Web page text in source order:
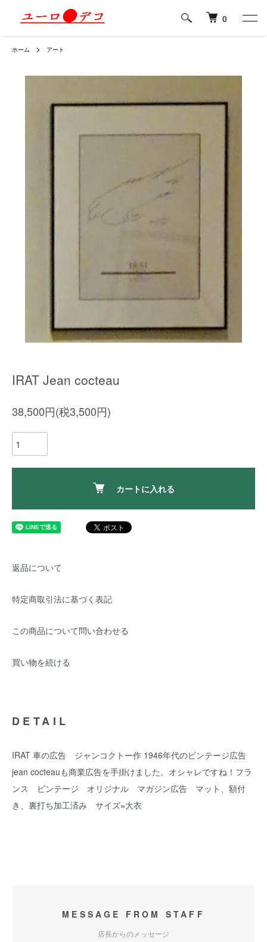
0
ホーム アート
IRAT Jean cocteau
38,500円(税3,500円)
カートに入れる
返品について
特定商取引法に基づく表記
この商品について問い合わせる
買い物を続ける
DETAIL
IRAT 車の広告 ジャンコクトー作 1946年代のビンテージ広告
jean cocteauも商業広告を手掛けました。オシャレですね！フラ
ンス ビンテージ オリジナル マガジン広告 マット、額付
き、裏打ち加工済み サイズ=大衣
MESSAGE FROM STAFF
店長からのメッセージ